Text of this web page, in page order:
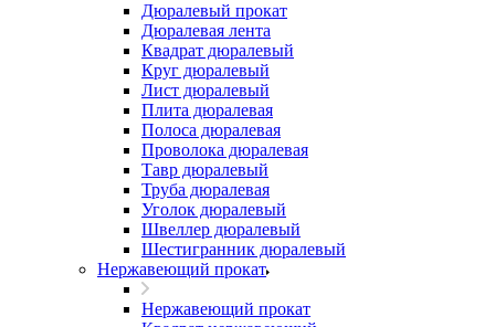
Дюралевый прокат
Дюралевая лента
Квадрат дюралевый
Круг дюралевый
Лист дюралевый
Плита дюралевая
Полоса дюралевая
Проволока дюралевая
Тавр дюралевый
Труба дюралевая
Уголок дюралевый
Швеллер дюралевый
Шестигранник дюралевый
Нержавеющий прокат
Нержавеющий прокат